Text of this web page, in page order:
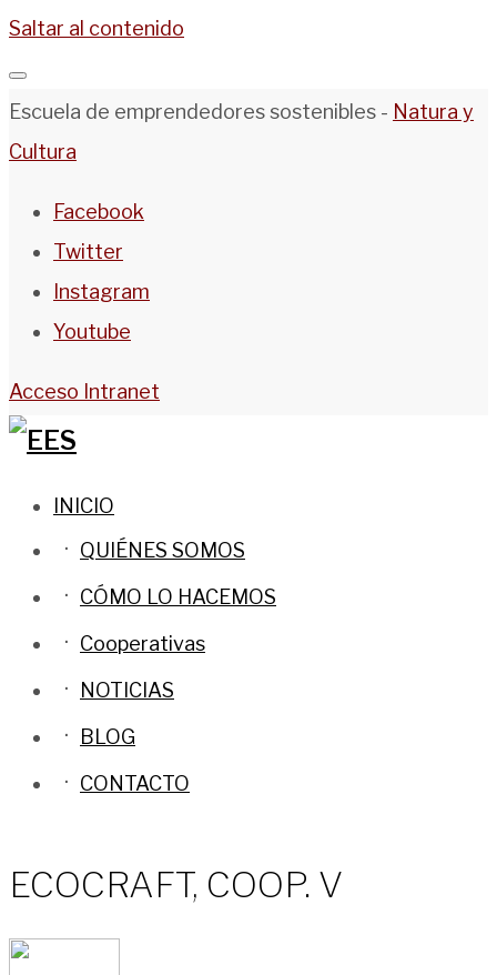
Saltar al contenido
Escuela de emprendedores sostenibles - Natura y
Cultura
Facebook
Twitter
Instagram
Youtube
Acceso Intranet
INICIO
QUIÉNES SOMOS
CÓMO LO HACEMOS
Cooperativas
NOTICIAS
BLOG
CONTACTO
ECOCRAFT, COOP. V